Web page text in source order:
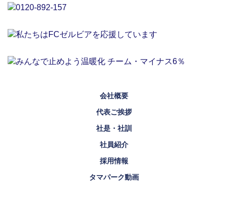
会社概要
代表ご挨拶
社是・社訓
社員紹介
採用情報
タマパーク動画